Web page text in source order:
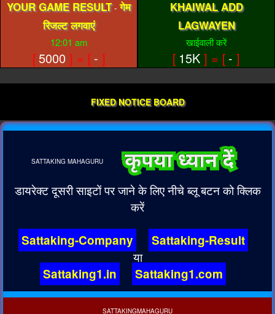
YOUR GAME RESULT - गेम
रिजल्ट लगवाएं
12:01 am
[5000 ] = [ - ]
KHAIWAL ADD
LAGWAYEN
खाईवाली करें
[ 15K ] = [ - ]
FIXED NOTICE BOARD
SATTAKING MAHAGURU
डायरेक्ट दूसरी साइटों पर जाने के लिए नीचे ब्लू बटन को क्लिक
करें
Sattaking-Company
Sattaking-Result
या
Sattaking1.in
Sattaking1.com
SATTAKINGMAHAGURU